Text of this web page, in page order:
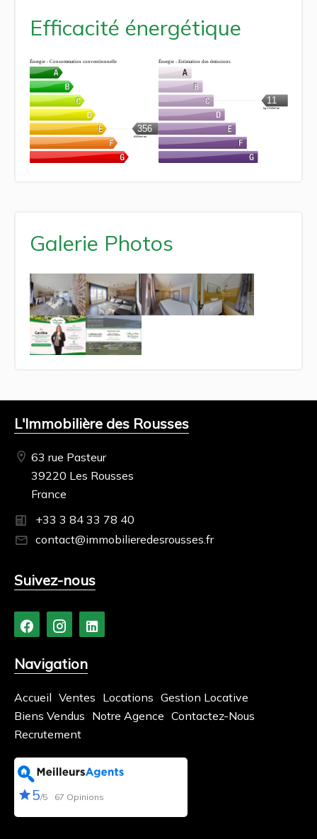
Efficacité énergétique
Énergie - Consommation conventionnelle
356
kWh/m².an
Énergie - Estimation des émissions
11
kg CO2/m².an
Galerie Photos
L'Immobilière des Rousses
63 rue Pasteur
39220 Les Rousses
France
+33 3 84 33 78 40
contact@immobilieredesrousses.fr
Suivez-nous
Navigation
Accueil Ventes Locations Gestion Locative
Biens Vendus Notre Agence Contactez-Nous
Recrutement
5/5 67 Opinions